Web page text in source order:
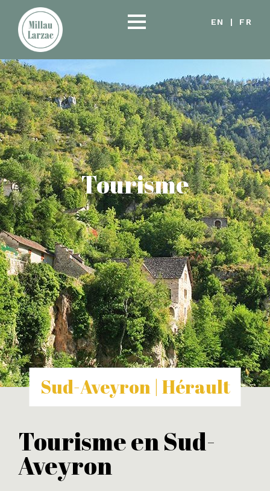
EN | FR
Tourisme
Sud-Aveyron | Hérault
Tourisme en Sud-
Aveyron